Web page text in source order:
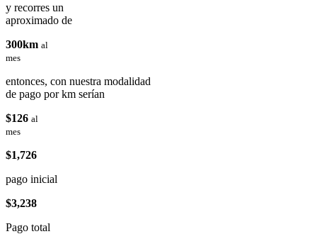
y recorres un
aproximado de
300km al
mes
entonces, con nuestra modalidad
de pago por km serían
$126 al
mes
$1,726
pago inicial
$3,238
Pago total